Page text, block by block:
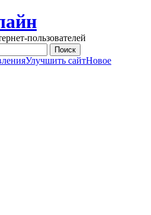
пользователей
Улучшить сайтНовое